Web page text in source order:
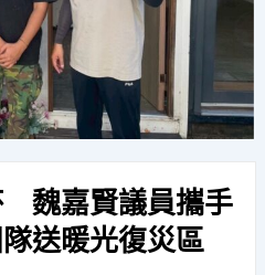
魏嘉賢議員攜手
送暖光復災區